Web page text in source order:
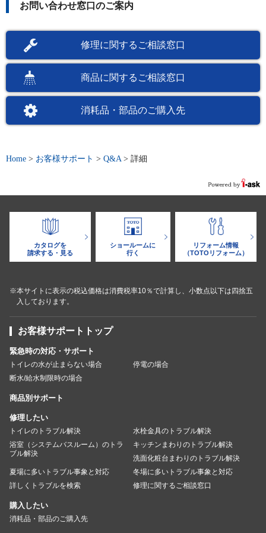
お問い合わせ窓口のご案内
修理に関するご相談窓口
商品に関するご相談窓口
消耗品・部品のご購入先
Home > お客様サポート > Q&A > 詳細
カタログを
請求する・見る
ショールームに
行く
リフォーム情報
（TOTOリフォーム）
※本サイトに表示の税込価格は消費税率10％で計算し、小数点以下は四捨五
入しております。
お客様サポートトップ
緊急時の対応・サポート
トイレの水が止まらない場合
停電の場合
断水/給水制限時の場合
商品別サポート
修理したい
トイレのトラブル解決
水栓金具のトラブル解決
浴室（システムバスルーム）のトラ
ブル解決
キッチンまわりのトラブル解決
洗面化粧台まわりのトラブル解決
夏場に多いトラブル事象と対応
冬場に多いトラブル事象と対応
詳しくトラブルを検索
修理に関するご相談窓口
購入したい
消耗品・部品のご購入先